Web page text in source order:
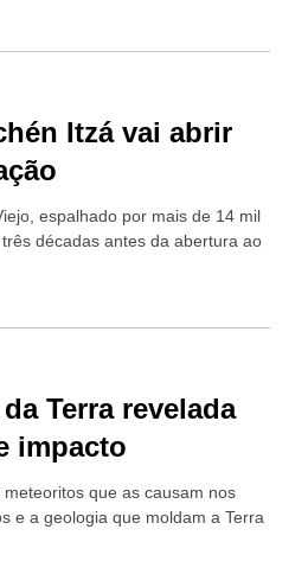
Itzá vai abrir
espalhado por mais de 14 mil
décadas antes da abertura ao
Terra revelada
impacto
que as causam nos
e a geologia que moldam a Terra